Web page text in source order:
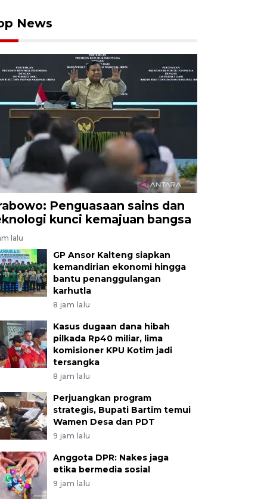
News
Penguasaan sains dan
kunci kemajuan bangsa
lalu
GP Ansor Kalteng siapkan
kemandirian ekonomi hingga
bantu penanggulangan
karhutla
8 jam lalu
Kasus dugaan dana hibah
pilkada Rp40 miliar, lima
komisioner KPU Kotim jadi
tersangka
8 jam lalu
Perjuangkan program
strategis, Bupati Bartim temui
Wamen Desa dan PDT
9 jam lalu
Anggota DPR: Nakes jaga
etika bermedia sosial
9 jam lalu